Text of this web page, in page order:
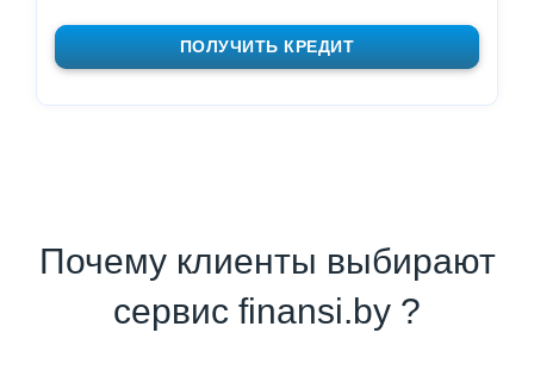
ПОЛУЧИТЬ КРЕДИТ
Почему клиенты выбирают
сервис finansi.by ?